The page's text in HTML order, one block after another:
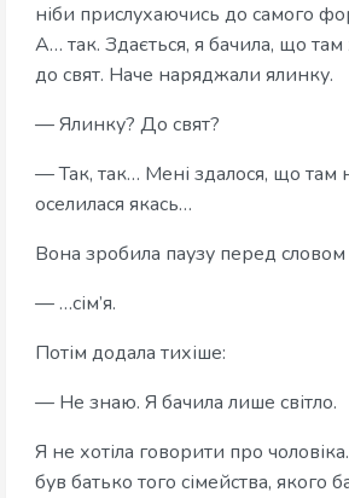
ніби прислухаючись до самого
А… так. Здається, я бачила, що там
до свят. Наче наряджали ялинку.
— Ялинку? До свят?
— Так, так… Мені здалося, що там
оселилася якась…
Вона зробила паузу перед словом
— …сім’я.
Потім додала тихіше:
— Не знаю. Я бачила лише світло.
Я не хотіла говорити про
був батько того сімейства, якого